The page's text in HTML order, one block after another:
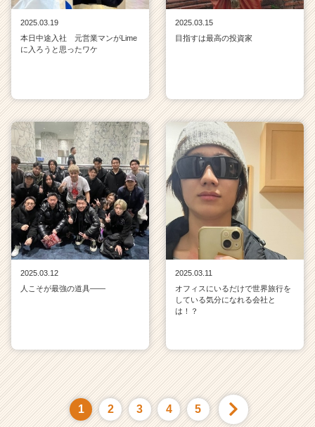
2025.03.19
本日中途入社 元営業マンがLime
に入ろうと思ったワケ
2025.03.15
目指すは最高の投資家
2025.03.12
人こそが最強の道具——
2025.03.11
オフィスにいるだけで世界旅行を
している気分になれる会社と
は！？
1 2 3 4 5